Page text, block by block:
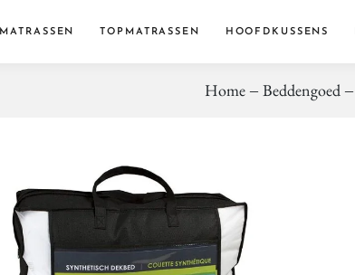
MATRASSEN
Bonellvering matrassen
TOPMATRASSEN HOOFDKUSSENS
Home Beddengoed